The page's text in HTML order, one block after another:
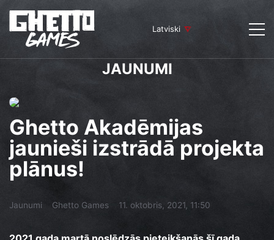
Latviski
JAUNUMI
Ghetto Akadēmijas
jaunieši izstrādā projekta
plānus!
Jaunumi Ghetto Games 11. oktobris, 2021, 11:50